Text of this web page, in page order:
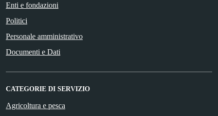
Enti e fondazioni
Politici
Personale amministrativo
Documenti e Dati
CATEGORIE DI SERVIZIO
Agricoltura e pesca